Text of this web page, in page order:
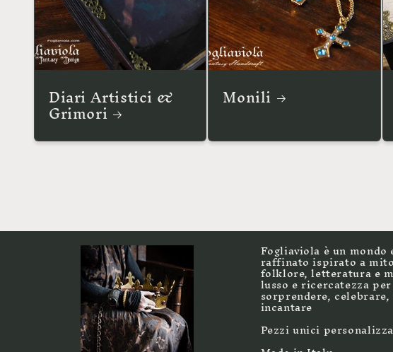
Diari Artistici &
Grimori Monili
Fogliaviola è un mondo
raffinato ispirato a
folklore, letteratura e
lusso e ricercatezza per
sorprendere,
incantare
Pezzi unici